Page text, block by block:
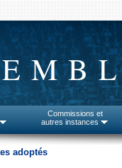
Commissions et
autres instances
adoptés